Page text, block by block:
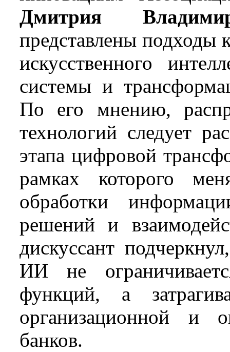
Дмитрия
представлены подходы
искусственного
системы и
По его мнению,
технологий следует
этапа цифровой
рамках которого
обработки
решений и
дискуссант
ИИ не
функций, а
организационной и
банков.